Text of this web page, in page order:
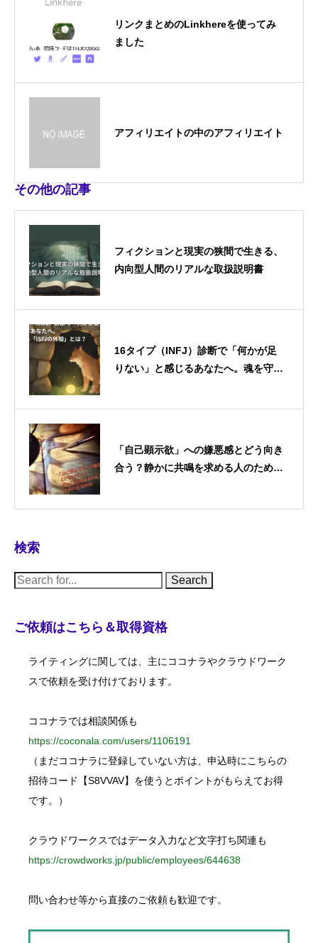
リンクまとめのLinkhereを使ってみ
ました
アフィリエイトの中のアフィリエイト
その他の記事
フィクションと現実の狭間で生きる、
内向型人間のリアルな取扱説明書
16タイプ（INFJ）診断で「何かが足
りない」と感じるあなたへ。魂を守る
「自己顕示欲」への嫌悪感とどう向き
合う？静かに共鳴を求める人のための
検索
S
e
c
h
ご依頼はこちら＆取得資格
ライティングに関しては、主にココナラやクラウドワーク
スで依頼を受け付けております。
ココナラでは相談関係も
https://coconala.com/users/1106191
（まだココナラに登録していない方は、申込時にこちらの
招待コード【S8VVAV】を使うとポイントがもらえてお得
です。）
クラウドワークスではデータ入力など文字打ち関連も
https://crowdworks.jp/public/employees/644638
問い合わせ等から直接のご依頼も歓迎です。